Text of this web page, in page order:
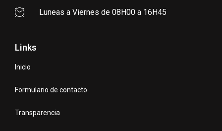
Luneas a Viernes de 08H00 a 16H45
Links
Inicio
Formulario de contacto
Transparencia